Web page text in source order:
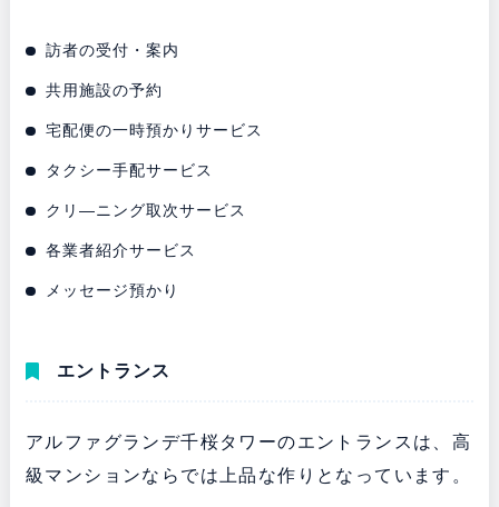
訪者の受付・案内
共用施設の予約
宅配便の一時預かりサービス
タクシー手配サービス
クリ―ニング取次サービス
各業者紹介サービス
メッセージ預かり
エントランス
アルファグランデ千桜タワーのエントランスは、高
級マンションならでは上品な作りとなっています。